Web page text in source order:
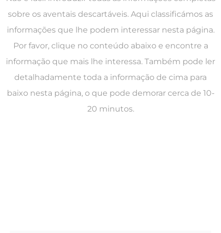
sobre os aventais descartáveis. Aqui classificámos as
informações que lhe podem interessar nesta página.
Por favor, clique no conteúdo abaixo e encontre a
informação que mais lhe interessa. Também pode ler
detalhadamente toda a informação de cima para
baixo nesta página, o que pode demorar cerca de 10-
20 minutos.